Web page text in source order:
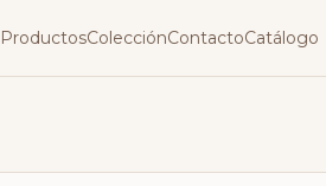
ProductosColecciónContactoCatálogo